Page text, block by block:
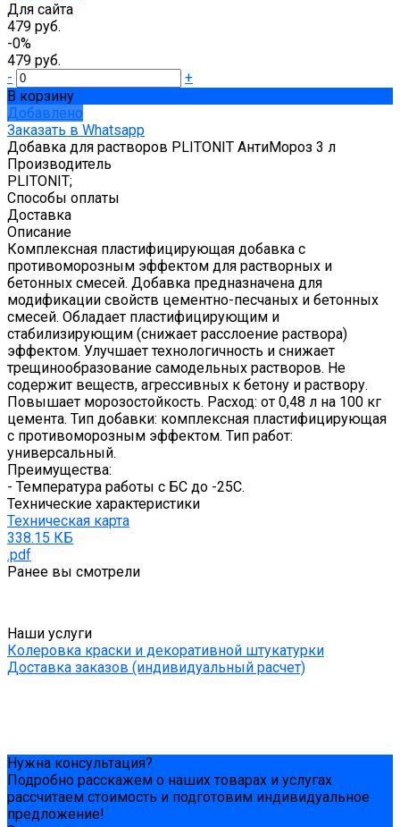
Для сайта
479 руб.
-0%
479 руб.
-
+
В корзину
Добавлено
Заказать в Whatsapp
Добавка для растворов PLITONIT АнтиМороз 3 л
Производитель
PLITONIT;
Способы оплаты
Доставка
Описание
Комплексная пластифицирующая добавка с
противоморозным эффектом для растворных и
бетонных смесей. Добавка предназначена для
модификации свойств цементно-песчаных и бетонных
смесей. Обладает пластифицирующим и
стабилизирующим (снижает расслоение раствора)
эффектом. Улучшает технологичность и снижает
трещинообразование самодельных растворов. Не
содержит веществ, агрессивных к бетону и раствору.
Повышает морозостойкость. Расход: от 0,48 л на 100 кг
цемента. Тип добавки: комплексная пластифицирующая
с противоморозным эффектом. Тип работ:
универсальный.
Преимущества:
- Температура работы с БС до -25С.
Технические характеристики
Техническая карта
338.15 КБ
.pdf
Ранее вы смотрели
Наши услуги
Колеровка краски и декоративной штукатурки
Доставка заказов (индивидуальный расчет)
Нужна консультация?
Подробно расскажем о наших товарах и услугах
рассчитаем стоимость и подготовим индивидуальное
предложение!